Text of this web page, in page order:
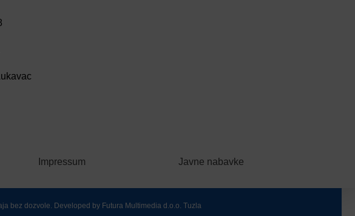
Impressum Javne nabavke
bez dozvole. Developed by Futura Multimedia d.o.o. Tuzla